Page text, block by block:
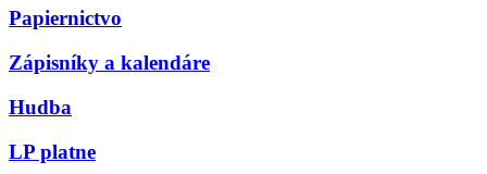
Papiernictvo
Zápisníky a kalendáre
Hudba
LP platne